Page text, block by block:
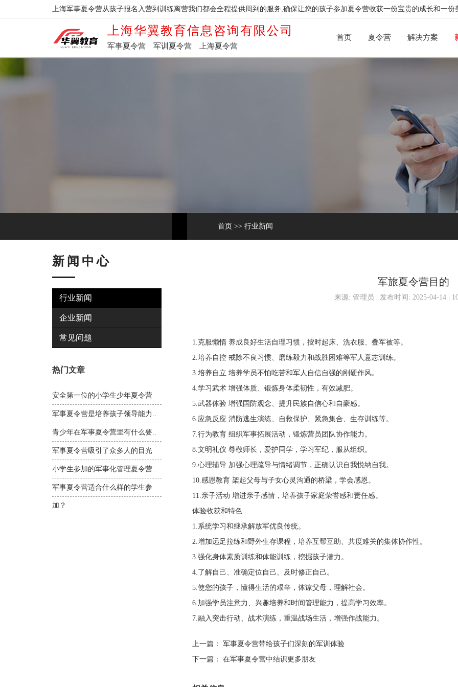
上海军事夏令营从孩子报名入营到训练离营我们都会全程提供周到的服务,确保让您的孩子参加夏令营收获一份宝贵的成长和一份
上海华翼教育信息咨询有限公司
军事夏令营 军训夏令营 上海夏令营
首页 夏令营 解决方案
首页 >> 行业新闻
新闻中心
行业新闻
企业新闻
常见问题
热门文章
安全第一位的小学生少年夏令营
军事夏令营是培养孩子领导能力..
青少年在军事夏令营里有什么要..
军事夏令营吸引了众多人的目光
小学生参加的军事化管理夏令营..
军事夏令营适合什么样的学生参
加？
军旅夏令营目的
来源: 管理员 | 发布时间: 2025-04-14 |
1.克服懒惰 养成良好生活自理习惯，按时起床、洗衣服、叠军被等。
2.培养自控 戒除不良习惯、磨练毅力和战胜困难等军人意志训练。
3.培养自立 培养学员不怕吃苦和军人自信自强的刚硬作风。
4.学习武术 增强体质、锻炼身体柔韧性，有效减肥。
5.武器体验 增强国防观念、提升民族自信心和自豪感。
6.应急反应 消防逃生演练、自救保护、紧急集合、生存训练等。
7.行为教育 组织军事拓展活动，锻炼营员团队协作能力。
8.文明礼仪 尊敬师长，爱护同学，学习军纪，服从组织。
9.心理辅导 加强心理疏导与情绪调节，正确认识自我悦纳自我。
10.感恩教育 架起父母与子女心灵沟通的桥梁，学会感恩。
11.亲子活动 增进亲子感情，培养孩子家庭荣誉感和责任感。
体验收获和特色
1.系统学习和继承解放军优良传统。
2.增加远足拉练和野外生存课程，培养互帮互助、共度难关的集体协作性。
3.强化身体素质训练和体能训练，挖掘孩子潜力。
4.了解自己、准确定位自己、及时修正自己。
5.使您的孩子，懂得生活的艰辛，体谅父母，理解社会。
6.加强学员注意力、兴趣培养和时间管理能力，提高学习效率。
7.融入突击行动、战术演练，重温战场生活，增强作战能力。
上一篇：
军事夏令营带给孩子们深刻的军训体验
下一篇：
在军事夏令营中结识更多朋友